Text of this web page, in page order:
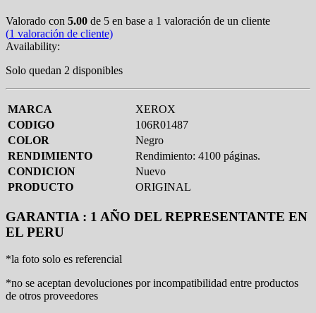
Valorado con 5.00 de 5 en base a 1 valoración de un cliente
(1 valoración de cliente)
Availability:
Solo quedan 2 disponibles
MARCA
XEROX
CODIGO
106R01487
COLOR
Negro
RENDIMIENTO
Rendimiento: 4100 páginas.
CONDICION
Nuevo
PRODUCTO
ORIGINAL
GARANTIA : 1 AÑO DEL REPRESENTANTE EN
EL PERU
*la foto solo es referencial
*no se aceptan devoluciones por incompatibilidad entre productos
de otros proveedores